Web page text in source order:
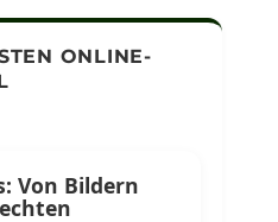
ONLINE-
Von Bildern